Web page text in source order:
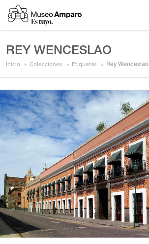
REY WENCESLAO
Inicio Colecciones Etiquetas Rey Wenceslao